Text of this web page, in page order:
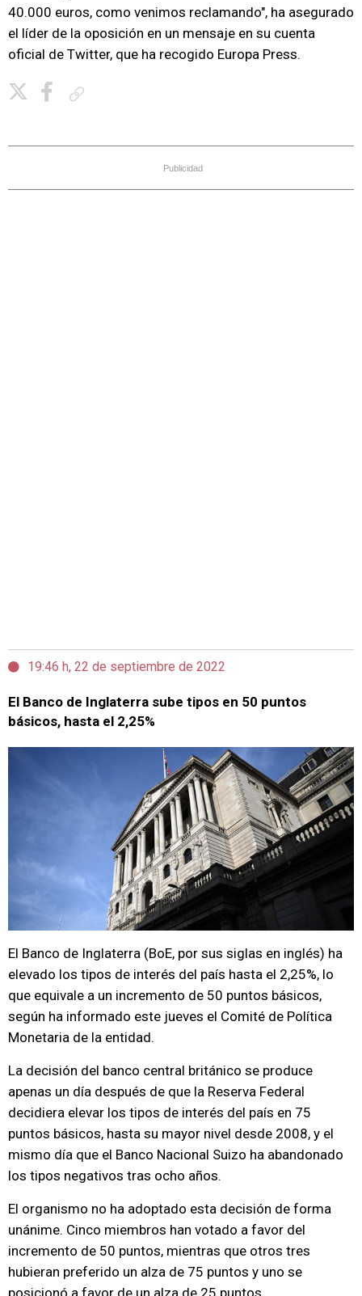
40.000 euros, como venimos reclamando", ha asegurado
el líder de la oposición en un mensaje en su cuenta
oficial de Twitter, que ha recogido Europa Press.
Publicidad
19:46 h, 22 de septiembre de 2022
El Banco de Inglaterra sube tipos en 50 puntos
básicos, hasta el 2,25%
El Banco de Inglaterra (BoE, por sus siglas en inglés) ha
elevado los tipos de interés del país hasta el 2,25%, lo
que equivale a un incremento de 50 puntos básicos,
según ha informado este jueves el Comité de Política
Monetaria de la entidad.
La decisión del banco central británico se produce
apenas un día después de que la Reserva Federal
decidiera elevar los tipos de interés del país en 75
puntos básicos, hasta su mayor nivel desde 2008, y el
mismo día que el Banco Nacional Suizo ha abandonado
los tipos negativos tras ocho años.
El organismo no ha adoptado esta decisión de forma
unánime. Cinco miembros han votado a favor del
incremento de 50 puntos, mientras que otros tres
hubieran preferido un alza de 75 puntos y uno se
posicionó a favor de un alza de 25 puntos.